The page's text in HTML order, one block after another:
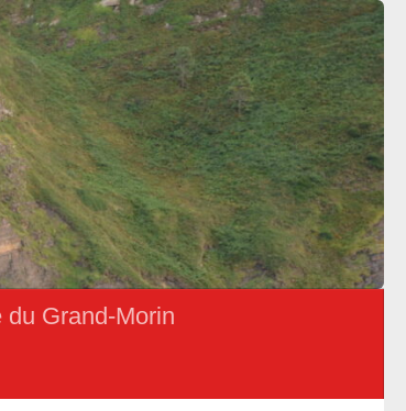
Grand-Morin